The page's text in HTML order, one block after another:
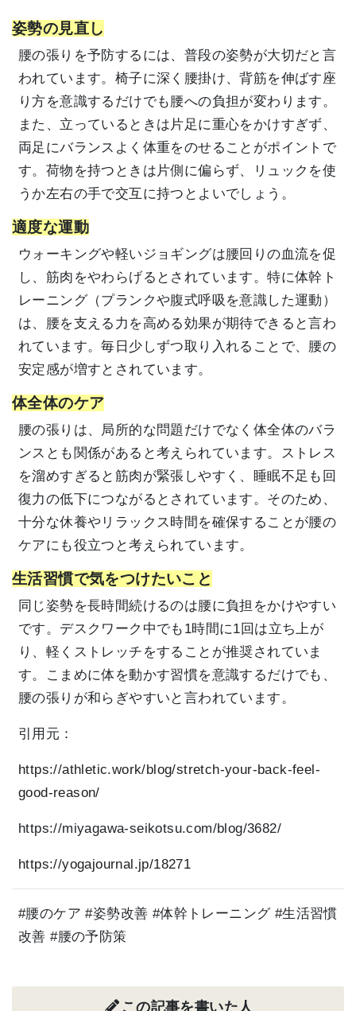
姿勢の見直し
腰の張りを予防するには、普段の姿勢が大切だと言
われています。椅子に深く腰掛け、背筋を伸ばす座
り方を意識するだけでも腰への負担が変わります。
また、立っているときは片足に重心をかけすぎず、
両足にバランスよく体重をのせることがポイントで
す。荷物を持つときは片側に偏らず、リュックを使
うか左右の手で交互に持つとよいでしょう。
適度な運動
ウォーキングや軽いジョギングは腰回りの血流を促
し、筋肉をやわらげるとされています。特に体幹ト
レーニング（プランクや腹式呼吸を意識した運動）
は、腰を支える力を高める効果が期待できると言わ
れています。毎日少しずつ取り入れることで、腰の
安定感が増すとされています。
体全体のケア
腰の張りは、局所的な問題だけでなく体全体のバラ
ンスとも関係があると考えられています。ストレス
を溜めすぎると筋肉が緊張しやすく、睡眠不足も回
復力の低下につながるとされています。そのため、
十分な休養やリラックス時間を確保することが腰の
ケアにも役立つと考えられています。
生活習慣で気をつけたいこと
同じ姿勢を長時間続けるのは腰に負担をかけやすい
です。デスクワーク中でも1時間に1回は立ち上が
り、軽くストレッチをすることが推奨されていま
す。こまめに体を動かす習慣を意識するだけでも、
腰の張りが和らぎやすいと言われています。
引用元：
https://athletic.work/blog/stretch-your-back-feel-
good-reason/
https://miyagawa-seikotsu.com/blog/3682/
https://yogajournal.jp/18271
#腰のケア #姿勢改善 #体幹トレーニング #生活習慣
改善 #腰の予防策
この記事を書いた人